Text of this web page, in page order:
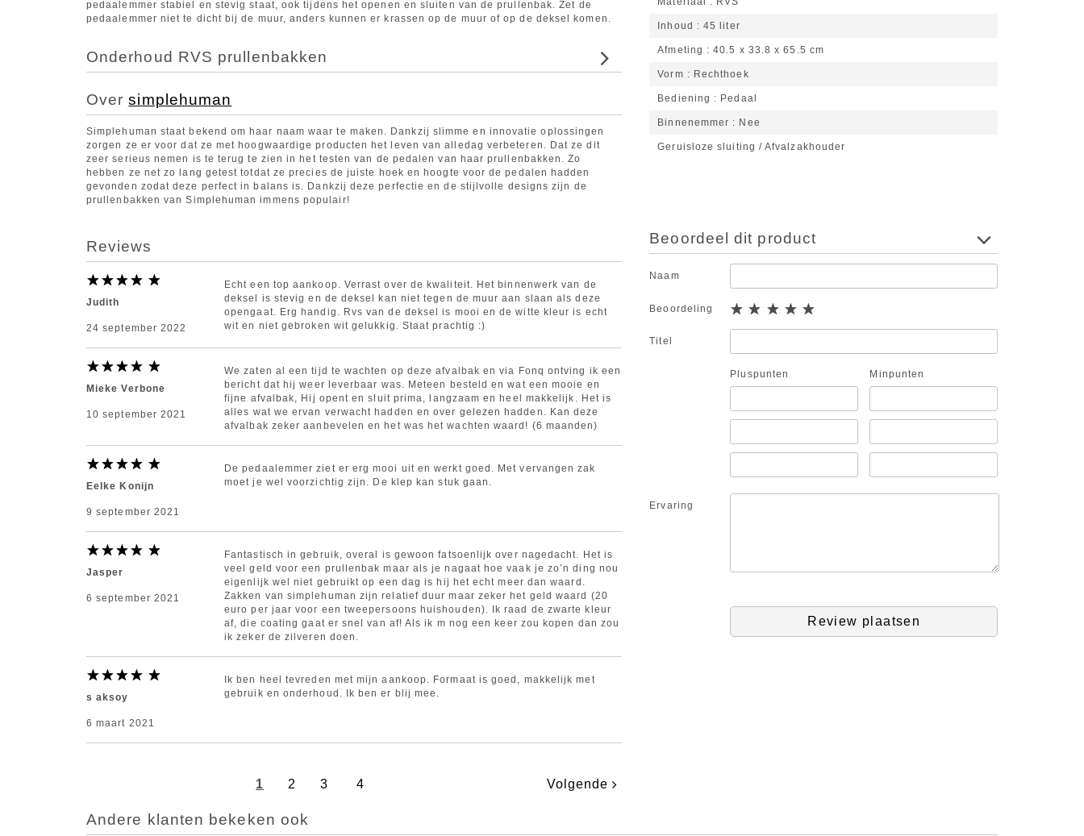
pedaalemmer stabiel en stevig staat, ook tijdens het openen en sluiten van de prullenbak. Zet de
pedaalemmer niet te dicht bij de muur, anders kunnen er krassen op de muur of op de deksel komen.
Onderhoud RVS prullenbakken
Oversimplehuman
Simplehuman staat bekend om haar naam waar te maken. Dankzij slimme en innovatie oplossingen
zorgen ze er voor dat ze met hoogwaardige producten het leven van alledag verbeteren. Dat ze dit
zeer serieus nemen is te terug te zien in het testen van de pedalen van haar prullenbakken. Zo
hebben ze net zo lang getest totdat ze precies de juiste hoek en hoogte voor de pedalen hadden
gevonden zodat deze perfect in balans is. Dankzij deze perfectie en de stijlvolle designs zijn de
prullenbakken van Simplehuman immens populair!
Inhoud 45 liter
Afmeting 40.5 x 33.8 x 65.5 cm
Vorm Rechthoek
Bediening Pedaal
Binnenemmer Nee
Geruisloze sluiting / Afvalzakhouder
Reviews
Judith
24 september 2022
Echt een top aankoop. Verrast over de kwaliteit. Het binnenwerk van de
deksel is stevig en de deksel kan niet tegen de muur aan slaan als deze
opengaat. Erg handig. Rvs van de deksel is mooi en de witte kleur is echt
wit en niet gebroken wit gelukkig. Staat prachtig :)
Mieke Verbone
10 september 2021
We zaten al een tijd te wachten op deze afvalbak en via Fonq ontving ik een
bericht dat hij weer leverbaar was. Meteen besteld en wat een mooie en
fijne afvalbak, Hij opent en sluit prima, langzaam en heel makkelijk. Het is
alles wat we ervan verwacht hadden en over gelezen hadden. Kan deze
afvalbak zeker aanbevelen en het was het wachten waard! (6 maanden)
Eelke Konijn
9 september 2021
De pedaalemmer ziet er erg mooi uit en werkt goed. Met vervangen zak
moet je wel voorzichtig zijn. De klep kan stuk gaan.
Jasper
6 september 2021
Fantastisch in gebruik, overal is gewoon fatsoenlijk over nagedacht. Het is
veel geld voor een prullenbak maar als je nagaat hoe vaak je zo’n ding nou
eigenlijk wel niet gebruikt op een dag is hij het echt meer dan waard.
Zakken van simplehuman zijn relatief duur maar zeker het geld waard (20
euro per jaar voor een tweepersoons huishouden). Ik raad de zwarte kleur
af, die coating gaat er snel van af! Als ik m nog een keer zou kopen dan zou
ik zeker de zilveren doen.
s aksoy
6 maart 2021
Ik ben heel tevreden met mijn aankoop. Formaat is goed, makkelijk met
gebruik en onderhoud. Ik ben er blij mee.
1 2 3 4 Volgende
Beoordeel dit product
Naam
Beoordeling
Titel
Pluspunten Minpunten
Ervaring
Review plaatsen
Andere klanten bekeken ook